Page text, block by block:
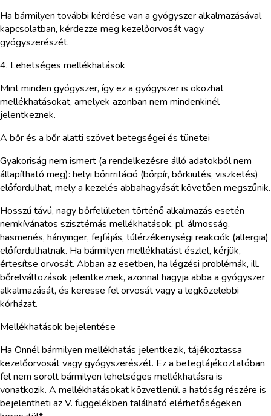
Ha bármilyen további kérdése van a gyógyszer alkalmazásával
kapcsolatban, kérdezze meg kezelőorvosát vagy
gyógyszerészét.
4. Lehetséges mellékhatások
Mint minden gyógyszer, így ez a gyógyszer is okozhat
mellékhatásokat, amelyek azonban nem mindenkinél
jelentkeznek.
A bőr és a bőr alatti szövet betegségei és tünetei
Gyakoriság nem ismert (a rendelkezésre álló adatokból nem
állapítható meg): helyi bőrirritáció (bőrpír, bőrkiütés, viszketés)
előfordulhat, mely a kezelés abbahagyását követően megszűnik.
Hosszú távú, nagy bőrfelületen történő alkalmazás esetén
nemkívánatos szisztémás mellékhatások, pl. álmosság,
hasmenés, hányinger, fejfájás, túlérzékenységi reakciók (allergia)
előfordulhatnak. Ha bármilyen mellékhatást észlel, kérjük,
értesítse orvosát. Abban az esetben, ha légzési problémák, ill.
bőrelváltozások jelentkeznek, azonnal hagyja abba a gyógyszer
alkalmazását, és keresse fel orvosát vagy a legközelebbi
kórházat.
Mellékhatások bejelentése
Ha Önnél bármilyen mellékhatás jelentkezik, tájékoztassa
kezelőorvosát vagy gyógyszerészét. Ez a betegtájékoztatóban
fel nem sorolt bármilyen lehetséges mellékhatásra is
vonatkozik. A mellékhatásokat közvetlenül a hatóság részére is
bejelentheti az V. függelékben található elérhetőségeken